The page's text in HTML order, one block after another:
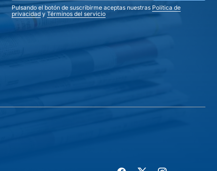
Pulsando el botón de suscribirme aceptas nuestras Política de
privacidad y Términos del servicio